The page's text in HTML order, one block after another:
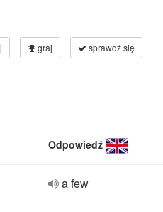
graj sprawdź się
Odpowiedź
a few